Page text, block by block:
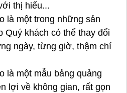
thị hiếu...
là một trong những sản
Quý khách có thể thay đổi
ngày, từng giờ, thậm chí
là một mẫu bảng quảng
lợi về không gian, rất gọn